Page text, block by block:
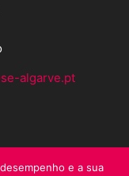
algarve.pt
e a sua